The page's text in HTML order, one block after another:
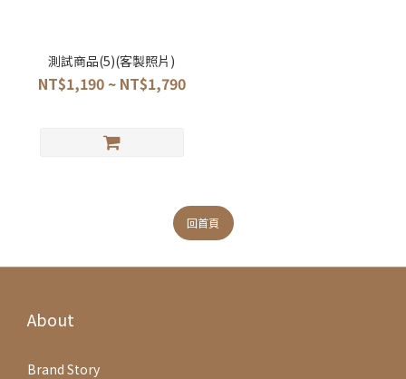
測試商品(5)(客製照片)
NT$1,190 ~ NT$1,790
回首頁
About
Brand Story